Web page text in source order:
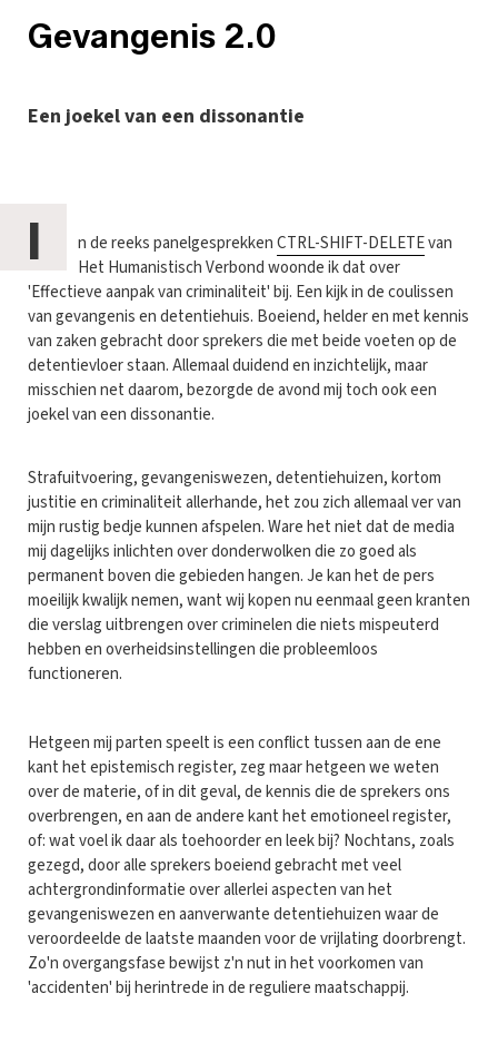
Gevangenis 2.0
Een joekel van een dissonantie
I n de reeks panelgesprekkenCTRL-SHIFT-DELETEvan
Het Humanistisch Verbond woonde ik dat over
'Effectieve aanpak van criminaliteit' bij. Een kijk in de coulissen
van gevangenis en detentiehuis. Boeiend, helder en met kennis
van zaken gebracht door sprekers die met beide voeten op de
detentievloer staan. Allemaal duidend en inzichtelijk, maar
misschien net daarom, bezorgde de avond mij toch ook een
joekel van een dissonantie.
Strafuitvoering, gevangeniswezen, detentiehuizen, kortom
justitie en criminaliteit allerhande, het zou zich allemaal ver van
mijn rustig bedje kunnen afspelen. Ware het niet dat de media
mij dagelijks inlichten over donderwolken die zo goed als
permanent boven die gebieden hangen. Je kan het de pers
moeilijk kwalijk nemen, want wij kopen nu eenmaal geen kranten
die verslag uitbrengen over criminelen die niets mispeuterd
hebben en overheidsinstellingen die probleemloos
functioneren.
Hetgeen mij parten speelt is een conflict tussen aan de ene
kant het epistemisch register, zeg maar hetgeen we weten
over de materie, of in dit geval, de kennis die de sprekers ons
overbrengen, en aan de andere kant het emotioneel register,
of: wat voel ik daar als toehoorder en leek bij? Nochtans, zoals
gezegd, door alle sprekers boeiend gebracht met veel
achtergrondinformatie over allerlei aspecten van het
gevangeniswezen en aanverwante detentiehuizen waar de
veroordeelde de laatste maanden voor de vrijlating doorbrengt.
Zo'n overgangsfase bewijst z'n nut in het voorkomen van
'accidenten' bij herintrede in de reguliere maatschappij.